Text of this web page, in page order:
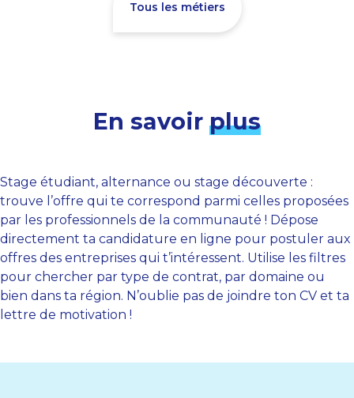
Tous les métiers
En savoir plus
Stage étudiant, alternance ou stage découverte :
trouve l’offre qui te correspond parmi celles proposées
par les professionnels de la communauté ! Dépose
directement ta candidature en ligne pour postuler aux
offres des entreprises qui t’intéressent. Utilise les filtres
pour chercher par type de contrat, par domaine ou
bien dans ta région. N’oublie pas de joindre ton CV et ta
lettre de motivation !